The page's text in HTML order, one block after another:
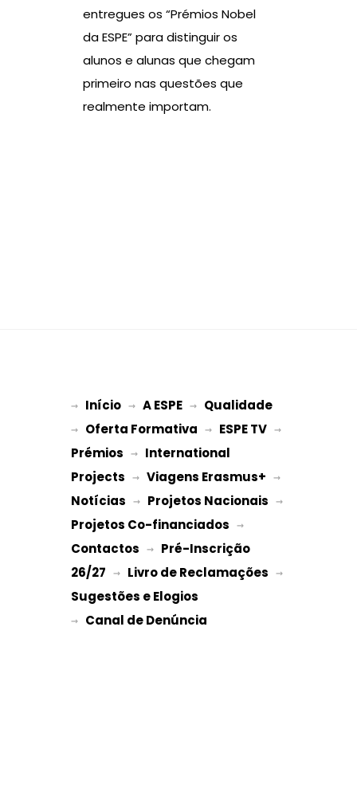
entregues os “Prémios Nobel
da ESPE” para distinguir os
alunos e alunas que chegam
primeiro nas questões que
realmente importam.
→ Início → A ESPE → Qualidade
→ Oferta Formativa → ESPE TV
Prémios → International
Projects → Viagens Erasmus+
Notícias → Projetos Nacionais
Projetos Co-financiados
Contactos → Pré-Inscrição
26/27 → Livro de Reclamações
Sugestões e Elogios
→